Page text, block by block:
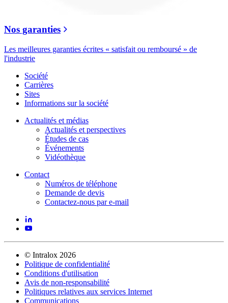
Nos garanties
Les meilleures garanties écrites « satisfait ou remboursé » de
l'industrie
Société
Carrières
Sites
Informations sur la société
Actualités et médias
Actualités et perspectives
Études de cas
Événements
Vidéothèque
Contact
Numéros de téléphone
Demande de devis
Contactez-nous par e-mail
© Intralox 2026
Politique de confidentialité
Conditions d'utilisation
Avis de non-responsabilité
Politiques relatives aux services Internet
Communications